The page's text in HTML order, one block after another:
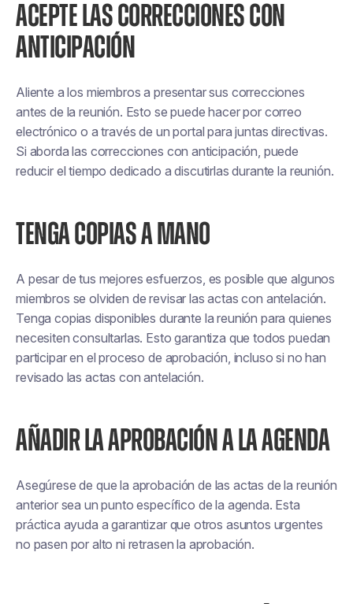
ACEPTE LAS CORRECCIONES CON
ANTICIPACIÓN
Aliente a los miembros a presentar sus correcciones
antes de la reunión. Esto se puede hacer por correo
electrónico o a través de un portal para juntas directivas.
Si aborda las correcciones con anticipación, puede
reducir el tiempo dedicado a discutirlas durante la reunión.
TENGA COPIAS A MANO
A pesar de tus mejores esfuerzos, es posible que algunos
miembros se olviden de revisar las actas con antelación.
Tenga copias disponibles durante la reunión para quienes
necesiten consultarlas. Esto garantiza que todos puedan
participar en el proceso de aprobación, incluso si no han
revisado las actas con antelación.
AÑADIR LA APROBACIÓN A LA AGENDA
Asegúrese de que la aprobación de las actas de la reunión
anterior sea un punto específico de la agenda. Esta
práctica ayuda a garantizar que otros asuntos urgentes
no pasen por alto ni retrasen la aprobación.